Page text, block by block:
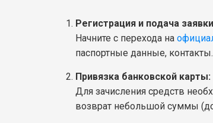
Регистрация и подача
Начните с перехода на
паспортные данные,
Привязка банковской карты:
Для зачисления средств
возврат небольшой суммы